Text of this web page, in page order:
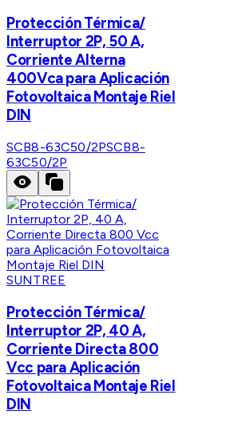
Protección Térmica/
Interruptor 2P, 50 A,
Corriente Alterna
400Vca para Aplicación
Fotovoltaica Montaje Riel
DIN
SCB8-63C50/2PSCB8-
63C50/2P
SUNTREE
Protección Térmica/
Interruptor 2P, 40 A,
Corriente Directa 800
Vcc para Aplicación
Fotovoltaica Montaje Riel
DIN